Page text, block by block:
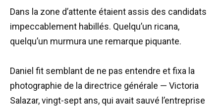
Dans la zone d’attente étaient assis des candidats
impeccablement habillés. Quelqu’un ricana,
quelqu’un murmura une remarque piquante.
Daniel fit semblant de ne pas entendre et fixa la
photographie de la directrice générale — Victoria
Salazar, vingt-sept ans, qui avait sauvé l’entreprise